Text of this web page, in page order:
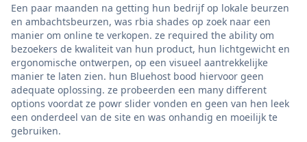
Een paar maanden na getting hun bedrijf op lokale beurzen
en ambachtsbeurzen, was rbia shades op zoek naar een
manier om online te verkopen. ze required the ability om
bezoekers de kwaliteit van hun product, hun lichtgewicht en
ergonomische ontwerpen, op een visueel aantrekkelijke
manier te laten zien. hun Bluehost bood hiervoor geen
adequate oplossing. ze probeerden een many different
options voordat ze powr slider vonden en geen van hen leek
een onderdeel van de site en was onhandig en moeilijk te
gebruiken.